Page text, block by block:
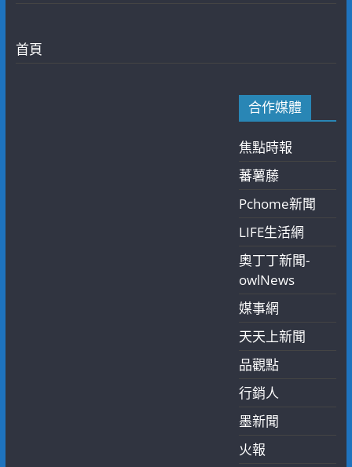
首頁
合作媒體
焦點時報
蕃薯藤
Pchome新聞
LIFE生活網
奧丁丁新聞-
owlNews
媒事網
天天上新聞
品觀點
行銷人
墨新聞
火報